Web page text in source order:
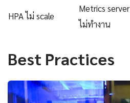
HPA ไม่ scale
Metrics server
ไม่ทำงาน
Best Practices